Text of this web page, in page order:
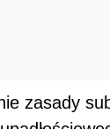
zasady